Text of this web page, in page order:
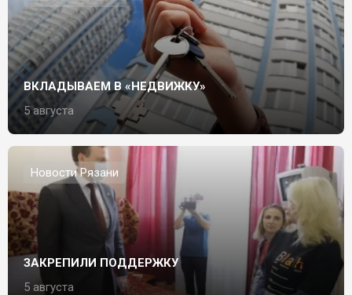
ВКЛАДЫВАЕМ В «НЕДВИЖКУ»
5 августа
Новости Рязани
ЗАКРЕПИЛИ ПОДДЕРЖКУ
5 августа